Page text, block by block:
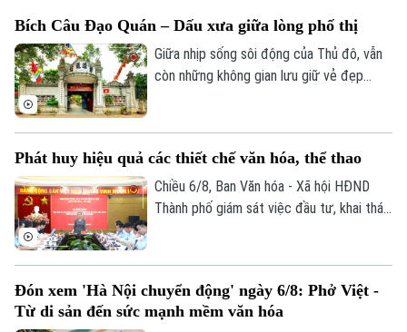
Bích Câu Đạo Quán – Dấu xưa giữa lòng phố thị
Giữa nhịp sống sôi động của Thủ đô, vẫn
còn những không gian lưu giữ vẻ đẹp
điểm dừng chân để người dân và du
khách tìm về sự bình yên giữa phố
phường.
Phát huy hiệu quả các thiết chế văn hóa, thể thao
Chiều 6/8, Ban Văn hóa - Xã hội HĐND
Thành phố giám sát việc đầu tư, khai thác
Đón xem 'Hà Nội chuyển động' ngày 6/8: Phở Việt -
Từ di sản đến sức mạnh mềm văn hóa